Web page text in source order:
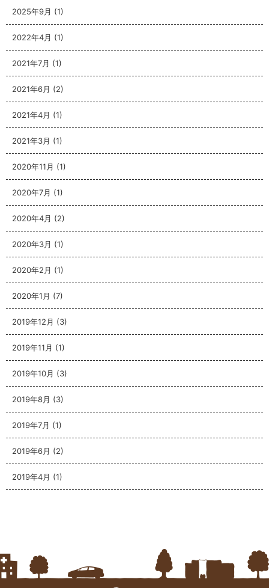
2025年9月 (1)
2022年4月 (1)
2021年7月 (1)
2021年6月 (2)
2021年4月 (1)
2021年3月 (1)
2020年11月 (1)
2020年7月 (1)
2020年4月 (2)
2020年3月 (1)
2020年2月 (1)
2020年1月 (7)
2019年12月 (3)
2019年11月 (1)
2019年10月 (3)
2019年8月 (3)
2019年7月 (1)
2019年6月 (2)
2019年4月 (1)